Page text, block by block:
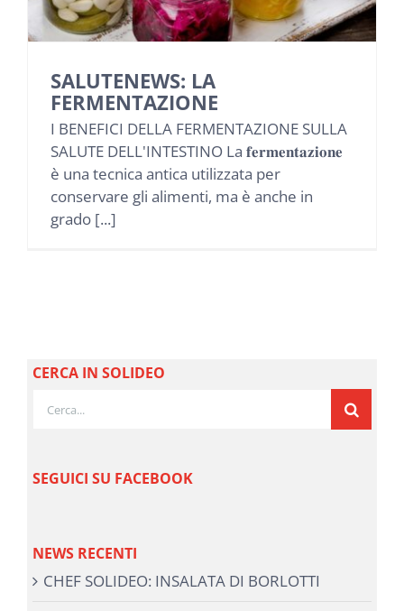
NEWS
INIZIATIVE
CONTATTI
AREA RISERVATA BENEFICIARI
SALUTENEWS: LA
FERMENTAZIONE
I BENEFICI DELLA FERMENTAZIONE SULLA
SALUTE DELL'INTESTINO La 𝐟𝐞𝐫𝐦𝐞𝐧𝐭𝐚𝐳𝐢𝐨𝐧𝐞
è una tecnica antica utilizzata per
conservare gli alimenti, ma è anche in
grado [...]
CERCA IN SOLIDEO
SEGUICI SU FACEBOOK
NEWS RECENTI
CHEF SOLIDEO: INSALATA DI BORLOTTI